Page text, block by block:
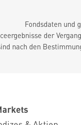
Fondsdaten und
der
nach den